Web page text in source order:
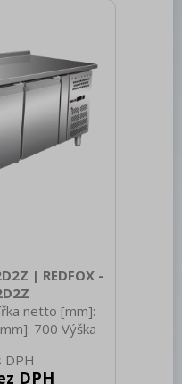
teplota
| REDFOX -
netto [mm]:
700 Výška
1825 Hloubka
DPH